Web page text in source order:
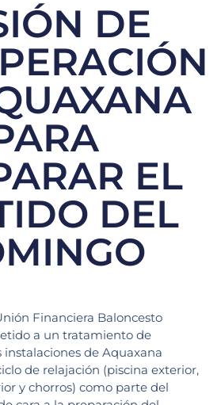
DE
EL
DEL
Financiera Baloncesto
a un tratamiento de
instalaciones de Aquaxana
de relajación (piscina exterior,
y chorros) como parte del